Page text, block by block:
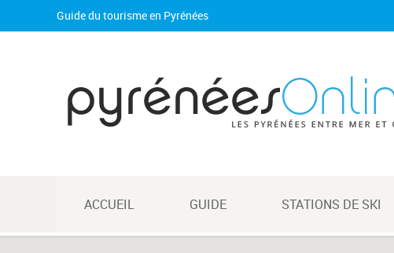
Guide du tourisme en Pyrénées
ACCUEIL GUIDE STATIONS DE SKI